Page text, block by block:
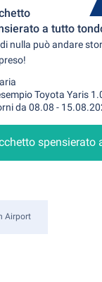
a tutto
nulla può andare
Toyota Yaris
da 08.08 -
Airport